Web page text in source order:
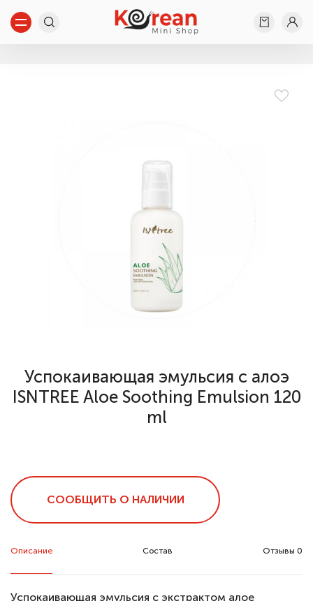
Успокаивающая эмульсия с алоэ
ISNTREE Aloe Soothing Emulsion 120
ml
СООБЩИТЬ О НАЛИЧИИ
Описание Состав Отзывы 0
Успокаивающая эмульсия с экстрактом алое